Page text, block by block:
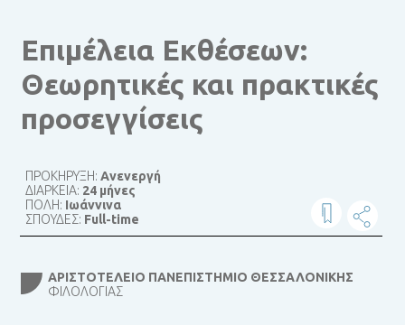
Επιμέλεια Εκθέσεων:
Θεωρητικές και πρακτικές
προσεγγίσεις
ΠΡΟΚΗΡΥΞΗ:Ανενεργή
ΔΙΑΡΚΕΙΑ: 24 μήνες
ΠΟΛΗ: Ιωάννινα
ΣΠΟΥΔΕΣ: Full-time
ΑΡΙΣΤΟΤΈΛΕΙΟ ΠΑΝΕΠΙΣΤΉΜΙΟ ΘΕΣΣΑΛΟΝΊΚΗΣ
ΦΙΛΟΛΟΓΊΑΣ